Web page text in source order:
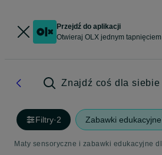
Przejdź do aplikacji
Otwieraj OLX jednym tapnięciem
Znajdź coś dla siebie
Filtry·2 Zabawki edukacyjne